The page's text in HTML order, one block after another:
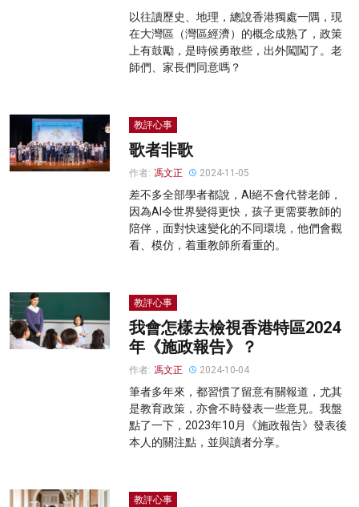
以往讀歷史、地理，總說香港獨處一隅，現
在大灣區（灣區經濟）的概念成熟了，政策
上有鼓勵，是時候勇敢些，出外闖闖了。老
師們、家長們同意嗎？
教評心事
歌者非歌
作者: 馮文正 2024-11-05
差不多全部學者都說，AI絕不會代替老師，
因為AI令世界變得更快，孩子更需要教師的
陪伴，面對快速變化的不同環境，他們會觀
看、模仿，着重教師所看重的。
教評心事
我會怎樣去檢視香港特區2024
年《施政報告》？
作者: 馮文正 2024-10-04
筆者多年來，都習慣了留意有關報道，尤其
是教育政策，亦會不時發表一些意見。我盤
點了一下，2023年10月《施政報告》發表後
本人的關注點，並與讀者分享。
教評心事